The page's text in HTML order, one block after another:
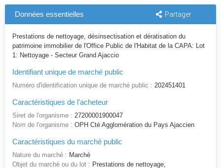
Données essentielles Partager
Prestations de nettoyage, désinsectisation et dératisation du
patrimoine immobilier de l'Office Public de l'Habitat de la CAPA: Lot
1: Nettoyage - Secteur Grand Ajaccio
Identifiant unique de marché public
Numéro d'identification unique de marché public : 202451401
Caractéristiques de l'acheteur
Siret de l'organisme : 27200001900047
Nom de l'organisme : OPH Cté Agglomération du Pays Ajaccien
Caractéristiques du marché public
Nature du marché : Marché
Objet du marché ou du lot : Prestations de nettoyage,